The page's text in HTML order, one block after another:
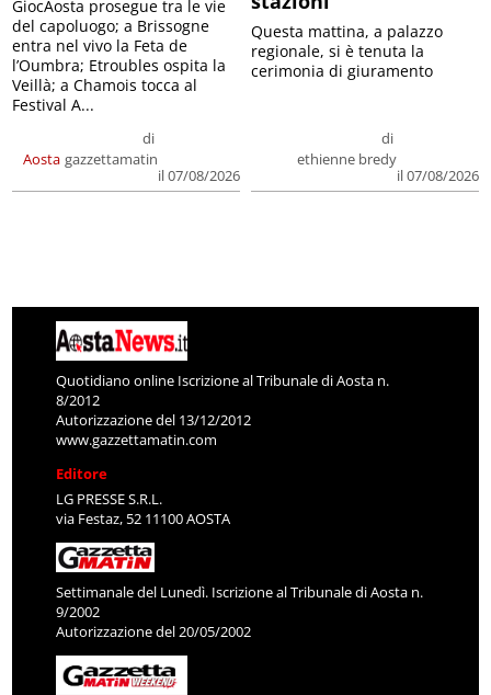
Aosta
di
gazzettamatin
il 07/08/2026
GiocAosta prosegue tra le vie
del capoluogo; a Brissogne
entra nel vivo la Feta de
l’Oumbra; Etroubles ospita la
Veillà; a Chamois tocca al
Festival A...
di
ethienne bredy
il 07/08/2026
Questa mattina, a palazzo
regionale, si è tenuta la
cerimonia di giuramento
Quotidiano online Iscrizione al Tribunale di Aosta n.
8/2012
Autorizzazione del 13/12/2012
www.gazzettamatin.com
Editore
LG PRESSE S.R.L.
via Festaz, 52 11100 AOSTA
Settimanale del Lunedì. Iscrizione al Tribunale di Aosta n.
9/2002
Autorizzazione del 20/05/2002